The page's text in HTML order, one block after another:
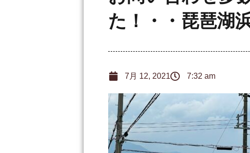
た！・・琵琶湖
7月 12, 2021 7:32 am